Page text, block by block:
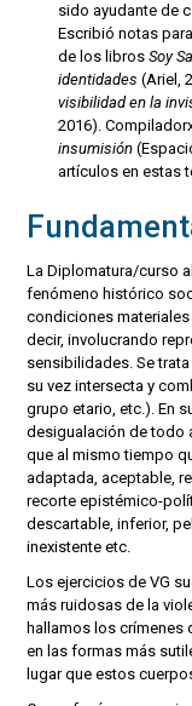
sido ayudante de
Escribió notas
de los librosSoy
identidades (Ariel,
visibilidad en la
2016).
insumisión
artículos en estas
La Diplomatura/curso
fenómeno histórico
condiciones
decir, involucrando
sensibilidades. Se
su vez intersecta y
grupo etario, etc.). En
desigualación de todo
que al mismo tiempo
adaptada, aceptable,
recorte epistémico-
descartable, inferior,
inexistente etc.
Los ejercicios de VG
más ruidosas de la
hallamos los crímenes
en las formas más
lugar que estos